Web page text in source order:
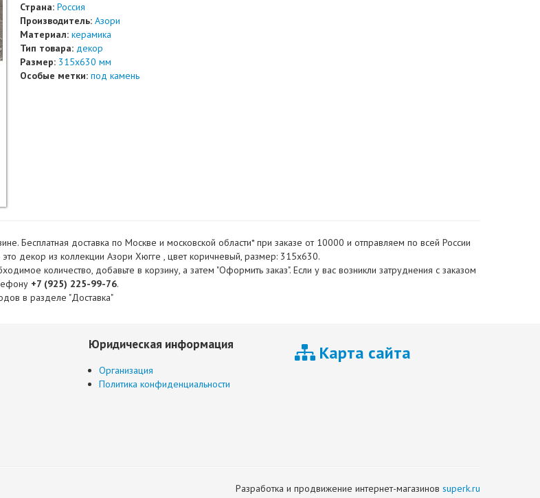
Страна: Россия
Производитель: Азори
Материал: керамика
Тип товара: декор
Размер: 315x630 мм
Особые метки: под камень
Бесплатная доставка по Москве и московской области* при заказе от 10000 и отправляем по всей России
декор из коллекции Азори Хюгге , цвет коричневый, размер: 315x630.
количество, добавьте в корзину, а затем "Оформить заказ". Если у вас возникли затруднения с заказом
+7 (925) 225-99-76.
в разделе "Доставка"
Юридическая информация
Организация
Политика конфиденциальности
Карта сайта
Разработка и продвижение интернет-магазинов superk.ru